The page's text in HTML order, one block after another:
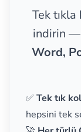
Tek tıkla
indirin —
Word,
✅ Tek tık
hepsini tek